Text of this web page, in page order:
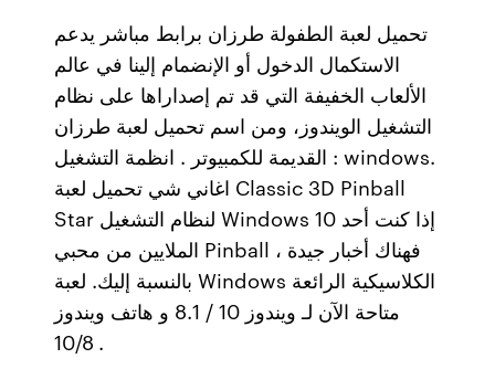
تحميل لعبة الطفولة طرزان برابط مباشر يدعم
الاستكمال الدخول أو الإنضمام إلينا في عالم
الألعاب الخفيفة التي قد تم إصداراها على نظام
التشغيل الويندوز، ومن اسم تحميل لعبة طرزان
القديمة للكمبيوتر . انظمة التشغيل : windows.
اغاني شي تحميل لعبة Classic 3D Pinball
Star لنظام التشغيل Windows 10 إذا كنت أحد
الملايين من محبي Pinball ، فهناك أخبار جيدة
بالنسبة إليك. لعبة Windows الكلاسيكية الرائعة
متاحة الآن لـ ويندوز 10 / 8.1 و هاتف ويندوز
10/8 .